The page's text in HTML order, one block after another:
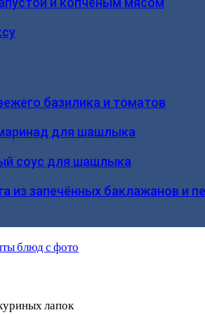
базилика и томатов
для шашлыка
соус для шашлыка
из запечённых баклажанов и
лапок